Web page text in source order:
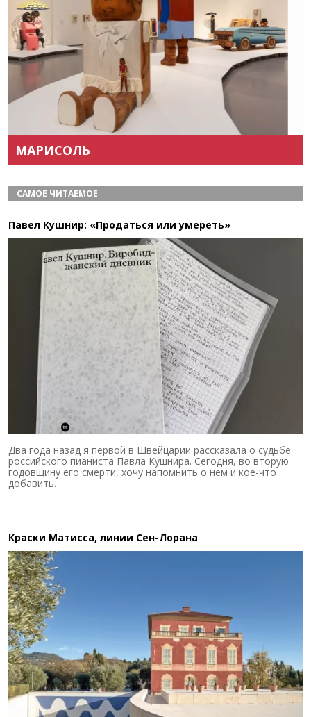
МАРИСОЛЬ
САМОЕ ЧИТАЕМОЕ
Павел Кушнир: «Продаться или умереть»
Два года назад я первой в Швейцарии рассказала о судьбе
российского пианиста Павла Кушнира. Сегодня, во вторую
годовщину его смерти, хочу напомнить о нем и кое-что
добавить.
Краски Матисса, линии Сен-Лорана